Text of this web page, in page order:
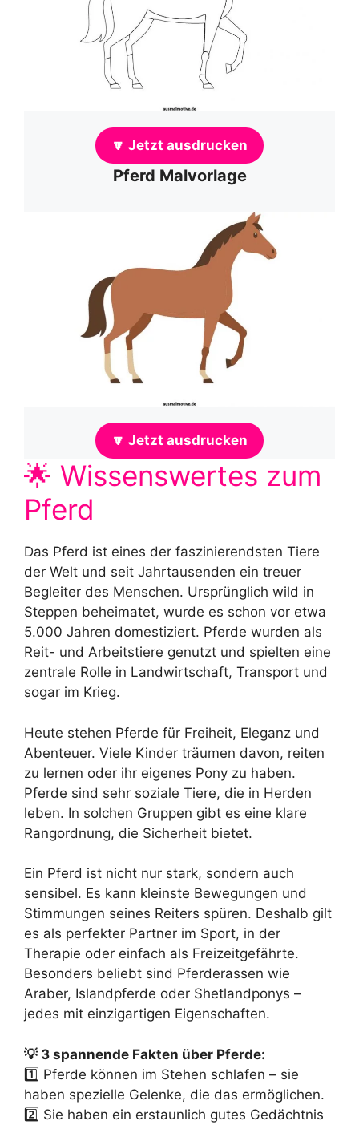
🔽 Jetzt ausdrucken
Pferd Malvorlage
🔽 Jetzt ausdrucken
🌟 Wissenswertes zum
Pferd
Das Pferd ist eines der faszinierendsten Tiere
der Welt und seit Jahrtausenden ein treuer
Begleiter des Menschen. Ursprünglich wild in
Steppen beheimatet, wurde es schon vor etwa
5.000 Jahren domestiziert. Pferde wurden als
Reit- und Arbeitstiere genutzt und spielten eine
zentrale Rolle in Landwirtschaft, Transport und
sogar im Krieg.
Heute stehen Pferde für Freiheit, Eleganz und
Abenteuer. Viele Kinder träumen davon, reiten
zu lernen oder ihr eigenes Pony zu haben.
Pferde sind sehr soziale Tiere, die in Herden
leben. In solchen Gruppen gibt es eine klare
Rangordnung, die Sicherheit bietet.
Ein Pferd ist nicht nur stark, sondern auch
sensibel. Es kann kleinste Bewegungen und
Stimmungen seines Reiters spüren. Deshalb gilt
es als perfekter Partner im Sport, in der
Therapie oder einfach als Freizeitgefährte.
Besonders beliebt sind Pferderassen wie
Araber, Islandpferde oder Shetlandponys –
jedes mit einzigartigen Eigenschaften.
💡 3 spannende Fakten über Pferde:
1️⃣ Pferde können im Stehen schlafen – sie
haben spezielle Gelenke, die das ermöglichen.
2️⃣ Sie haben ein erstaunlich gutes Gedächtnis